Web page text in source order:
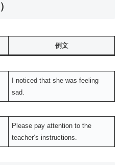
例文
I noticed that she was feeling
sad.
Please pay attention to the
teacher’s instructions.